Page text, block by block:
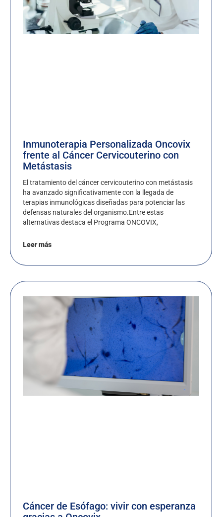
Inmunoterapia Personalizada Oncovix
frente al Cáncer Cervicouterino con
Metástasis
El tratamiento del cáncer cervicouterino con metástasis
ha avanzado significativamente con la llegada de
terapias inmunológicas diseñadas para potenciar las
defensas naturales del organismo.Entre estas
alternativas destaca el Programa ONCOVIX,
Leer más
Cáncer de Esófago: vivir con esperanza